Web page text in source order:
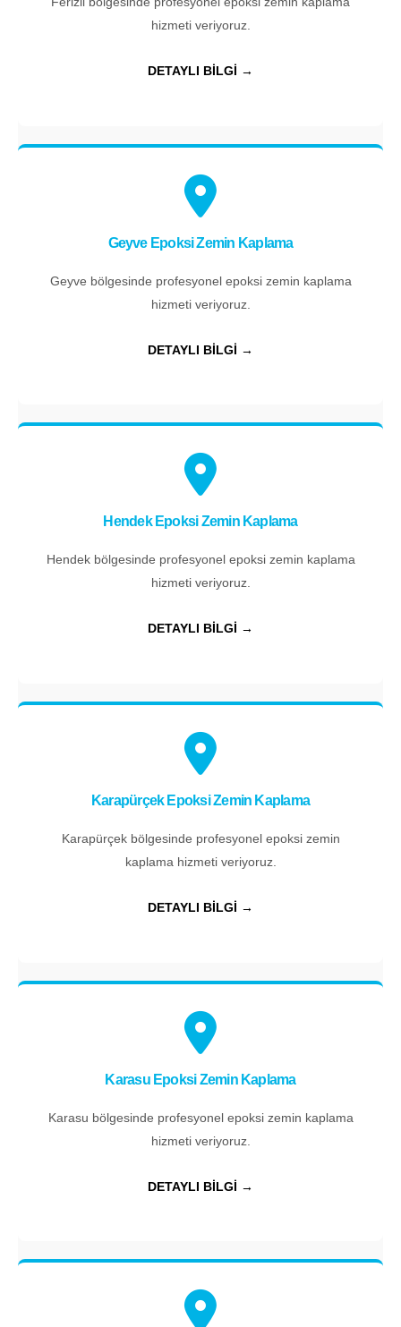
hizmeti veriyoruz.
DETAYLI BİLGİ →
Geyve Epoksi Zemin Kaplama
Geyve bölgesinde profesyonel epoksi zemin kaplama
hizmeti veriyoruz.
DETAYLI BİLGİ →
Hendek Epoksi Zemin Kaplama
Hendek bölgesinde profesyonel epoksi zemin kaplama
hizmeti veriyoruz.
DETAYLI BİLGİ →
Karapürçek Epoksi Zemin Kaplama
Karapürçek bölgesinde profesyonel epoksi zemin
kaplama hizmeti veriyoruz.
DETAYLI BİLGİ →
Karasu Epoksi Zemin Kaplama
Karasu bölgesinde profesyonel epoksi zemin kaplama
hizmeti veriyoruz.
DETAYLI BİLGİ →